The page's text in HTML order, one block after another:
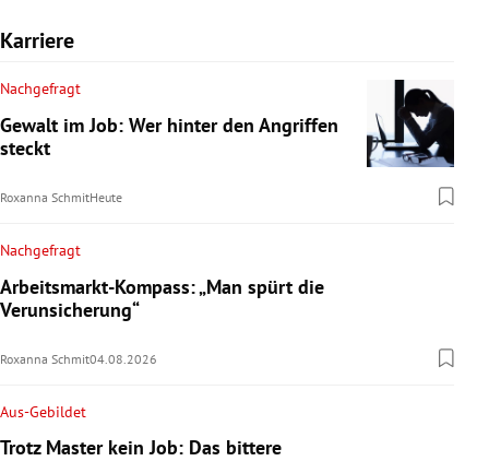
Karriere
Nachgefragt
Gewalt im Job: Wer hinter den Angriffen
steckt
Roxanna SchmitHeute
Nachgefragt
Arbeitsmarkt-Kompass: „Man spürt die
Verunsicherung“
Roxanna Schmit04.08.2026
Aus-Gebildet
Trotz Master kein Job: Das bittere